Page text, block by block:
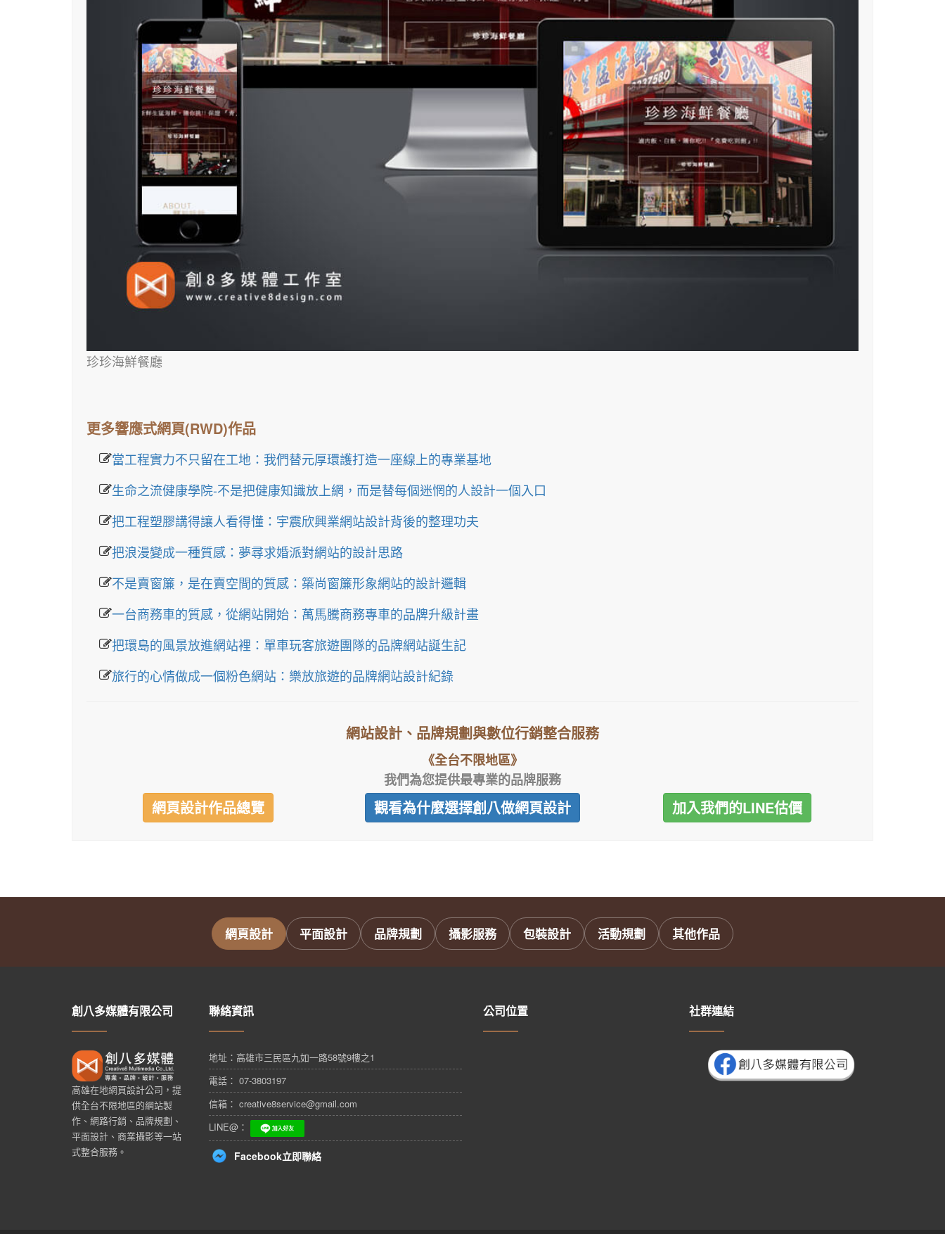
珍珍海鮮餐廳
更多響應式網頁(RWD)作品
當工程實力不只留在工地：我們替元厚環護打造一座線上的專業基地
生命之流健康學院-不是把健康知識放上網，而是替每個迷惘的人設計一個入口
把工程塑膠講得讓人看得懂：宇震欣興業網站設計背後的整理功夫
把浪漫變成一種質感：夢尋求婚派對網站的設計思路
不是賣窗簾，是在賣空間的質感：築尚窗簾形象網站的設計邏輯
一台商務車的質感，從網站開始：萬馬騰商務專車的品牌升級計畫
把環島的風景放進網站裡：單車玩客旅遊團隊的品牌網站誕生記
旅行的心情做成一個粉色網站：樂放旅遊的品牌網站設計紀錄
網站設計、品牌規劃與數位行銷整合服務
《全台不限地區》
我們為您提供最專業的品牌服務
網頁設計作品總覽 觀看為什麼選擇創八做網頁設計 加入我們的LINE估價
網頁設計 平面設計 品牌規劃 攝影服務 包裝設計 活動規劃 其他作品
創八多媒體有限公司
高雄在地網頁設計公司，提
供全台不限地區的網站製
作、網路行銷、品牌規劃、
平面設計、商業攝影等一站
式整合服務。
聯絡資訊
地址： 高雄市三民區九如一路58號9樓之1
電話： 07-3803197
信箱： creative8service@gmail.com
LINE@：
Facebook立即聯絡
公司位置 社群連結